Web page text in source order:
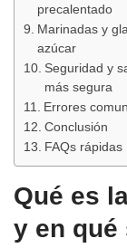
precalentado
Marinadas y
azúcar
Seguridad y
más segura
Errores
Conclusión
FAQs rápidas
Qué es
y en qué